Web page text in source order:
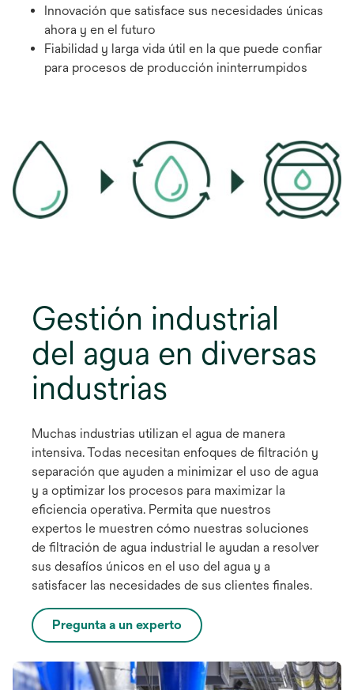
Innovación que satisface sus necesidades únicas
ahora y en el futuro
Fiabilidad y larga vida útil en la que puede confiar
para procesos de producción ininterrumpidos
Gestión industrial
del agua en diversas
industrias
Muchas industrias utilizan el agua de manera
intensiva. Todas necesitan enfoques de filtración y
separación que ayuden a minimizar el uso de agua
y a optimizar los procesos para maximizar la
eficiencia operativa. Permita que nuestros
expertos le muestren cómo nuestras soluciones
de filtración de agua industrial le ayudan a resolver
sus desafíos únicos en el uso del agua y a
satisfacer las necesidades de sus clientes finales.
Pregunta a un experto